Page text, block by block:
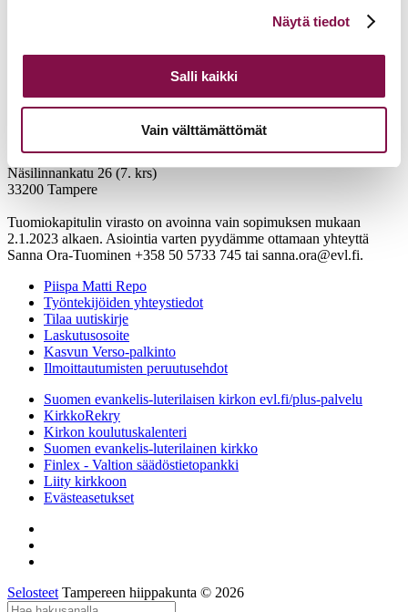
linkistä.
Näytä tiedot
Salli kaikki
Vain välttämättömät
Tampereen hiippakunnan tuomiokapituli
Näsilinnankatu 26 (7. krs)
33200 Tampere
Tuomiokapitulin virasto on avoinna vain sopimuksen mukaan
2.1.2023 alkaen. Asiointia varten pyydämme ottamaan yhteyttä
Sanna Ora-Tuominen +358 50 5733 745 tai sanna.ora@evl.fi.
Piispa Matti Repo
Työntekijöiden yhteystiedot
Tilaa uutiskirje
Laskutusosoite
Kasvun Verso-palkinto
Ilmoittautumisten peruutusehdot
Suomen evankelis-luterilaisen kirkon evl.fi/plus-palvelu
KirkkoRekry
Kirkon koulutuskalenteri
Suomen evankelis-luterilainen kirkko
Finlex - Valtion säädöstietopankki
Liity kirkkoon
Evästeasetukset
Selosteet Tampereen hiippakunta © 2026